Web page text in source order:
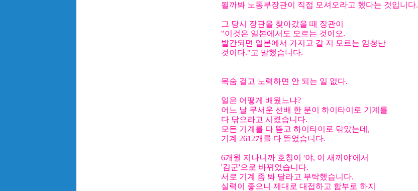
될까봐 노동부장관이 직접 모셔오라고 했다는 것입니다.
그 당시 장관을 찾아갔을 때 장관이
"이것은 일본에서도 모르는 것이오.
발간되면 일본에서 가지고 갈 지 모르는 엄청난
것이다."고 말했습니다.
목숨 걸고 노력하면 안 되는 일 없다.
일은 어떻게 배웠느냐?
어느 날 무서운 선배 한 분이 하이타이로 기계를
다 닦으라고 시켰습니다.
모든 기계를 다 뜯고 하이타이로 닦았는데,
기계 2612개를 다 뜯었습니다.
6개월 지나니까 호칭이 '야, 이 새끼야'에서
'김군'으로 바뀌었습니다.
서로 기계 좀 봐 달라고 부탁했습니다.
실력이 좋으니 제대로 대접하고 함부로 하지